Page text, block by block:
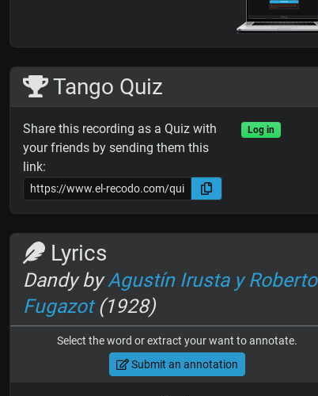
Tango Quiz
Share this recording as a Quiz with
your friends by sending them this
link:
Log in
Lyrics
Dandy byAgustín Irusta y Roberto
Fugazot(1928)
Select the word or extract your want to annotate.
Submit an annotation